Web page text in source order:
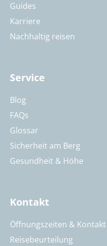
Guides
Karriere
Nachhaltig reisen
Service
Blog
FAQs
Glossar
Sicherheit am Berg
Gesundheit & Höhe
Kontakt
Öffnungszeiten & Kontakt
Reisebeurteilung